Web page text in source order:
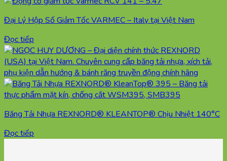
Đại Lý Hộp Số Giảm Tốc VARMEC – Italy tại Việt Nam
Đọc tiếp
Băng Tải Nhựa REXNORD® KLEANTOP® Chịu Nhiệt 140°C
Đọc tiếp